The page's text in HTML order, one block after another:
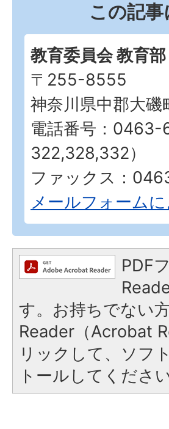
この記
教育委員会 教育
〒255-8555
神奈川県中郡大磯
電話番号：0463-
322,328,332）
ファックス：
メールフォーム
PDF
す。お持ちでない
Reader（Acrobat
リックして、ソフ
トールしてください